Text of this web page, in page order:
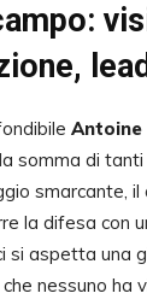
Antoine
somma di
smarcante,
la difesa con
si aspetta una
nessuno ha